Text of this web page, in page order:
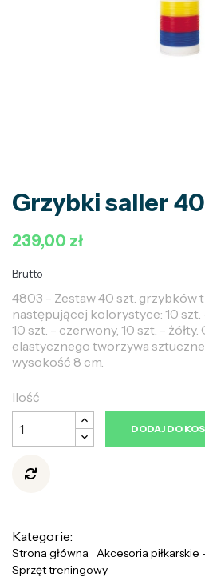
Grzybki saller
239,00 zł
Brutto
4803 - Zestaw 40 szt. grzybków
następującej kolorystyce: 10 szt.
10 szt. - czerwony, 10 szt. -
elastycznego tworzywa
wysokość 8 cm.
Ilość
DODAJ DO
Kategorie:
Strona główna
Akcesoria
Sprzęt treningowy